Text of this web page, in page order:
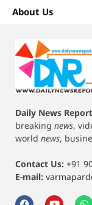
About Us
Daily News Report
breaking news,
world news,
Contact Us: +91
E-mail: